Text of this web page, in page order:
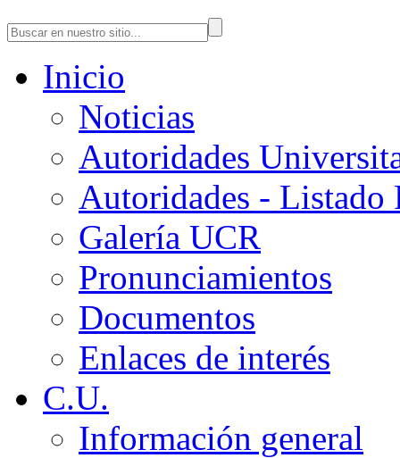
Inicio
Noticias
Autoridades
Autoridades - Listado
Galería UCR
Pronunciamientos
Documentos
Enlaces de interés
C.U.
Información general